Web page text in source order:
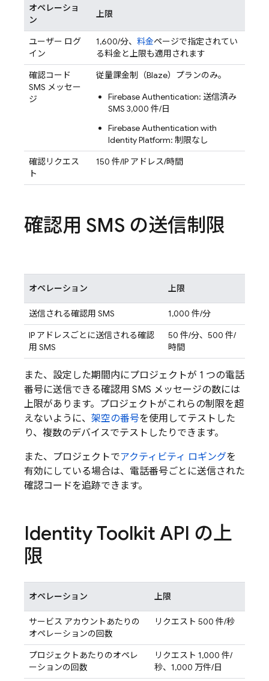
オペレーショ
ン
上限
ユーザー ログ
イン
1,600/分、 料金ページで指定されてい
る料金と上限も適用されます
確認コード
SMS メッセー
ジ
従量課金制（Blaze）プランのみ。
Firebase Authentication: 送信済み
SMS 3,000 件/日
Firebase Authentication with
Identity Platform: 制限なし
確認リクエス
ト
150 件/IP アドレス/時間
確認用 SMS の送信制限
オペレーション 上限
送信される確認用 SMS
1,000 件/分
IP アドレスごとに送信される確認
用 SMS
50 件/分、500 件/
時間
また、設定した期間内にプロジェクトが 1 つの電話
番号に送信できる確認用 SMS メッセージの数には
上限があります。プロジェクトがこれらの制限を超
えないように、 架空の番号を使用してテストした
り、複数のデバイスでテストしたりできます。
また、プロジェクトでアクティビティ ロギングを
有効にしている場合は、電話番号ごとに送信された
確認コードを追跡できます。
Identity Toolkit API の上
限
オペレーション 上限
サービス アカウントあたりの
オペレーションの回数
リクエスト 500 件/秒
プロジェクトあたりのオペレ
ーションの回数
リクエスト 1,000 件/
秒、1,000 万件/日